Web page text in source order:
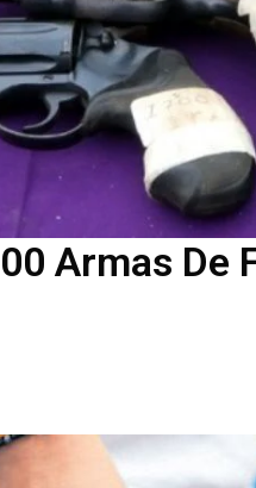
Armas De
Power 9mm (parte